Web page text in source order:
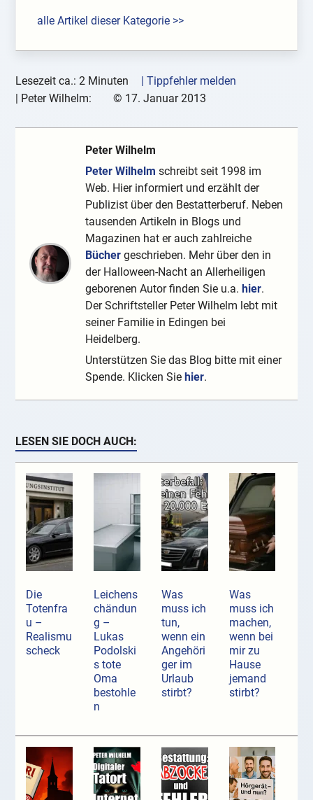
alle Artikel dieser Kategorie >>
Lesezeit ca.: 2 Minuten
| Tippfehler melden
Peter Wilhelm: © 17. Januar 2013
Peter Wilhelm
Peter Wilhelm schreibt seit 1998 im
Web. Hier informiert und erzählt der
Publizist über den Bestatterberuf. Neben
tausenden Artikeln in Blogs und
Magazinen hat er auch zahlreiche
Bücher geschrieben. Mehr über den in
der Halloween-Nacht an Allerheiligen
geborenen Autor finden Sie u.a. hier.
Der Schriftsteller Peter Wilhelm lebt mit
seiner Familie in Edingen bei
Heidelberg.
Unterstützen Sie das Blog bitte mit einer
Spende. Klicken Sie hier.
LESEN SIE DOCH AUCH:
Die
Totenfra
u –
Realismu
scheck
Leichens
chändun
g –
Lukas
Podolski
s tote
Oma
bestohle
n
Was
muss ich
tun,
wenn ein
Angehöri
ger im
Urlaub
stirbt?
Was
muss ich
machen,
wenn bei
mir zu
Hause
jemand
stirbt?